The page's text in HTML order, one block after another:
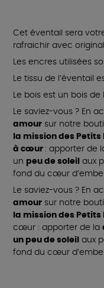
Cet éventail sera
rafraichir avec
Les encres utilisées
Le tissu de l’éventail
Le bois est un bois de
Le saviez-vous ? En
amoursur notre
la mission des Petits
à cœur : apporter de
un peu de soleil aux
fond du cœur
Le saviez-vous ? En
amoursur notre
la mission des Petits
cœur : apporter de la
un peu de soleil aux
fond du cœur